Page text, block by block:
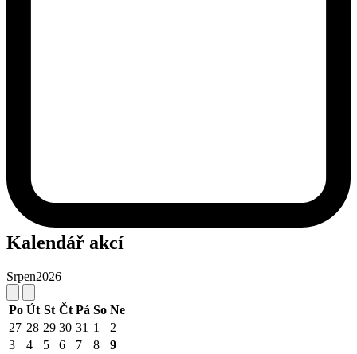
Kalendář akcí
Srpen2026
Po Út St Čt Pá So Ne
27 28 29 30 31 1
2
3
4 5 6 7 8
9